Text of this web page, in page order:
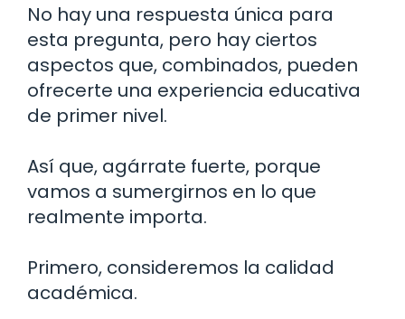
No hay una respuesta única para
esta pregunta, pero hay ciertos
aspectos que, combinados, pueden
ofrecerte una experiencia educativa
de primer nivel.
Así que, agárrate fuerte, porque
vamos a sumergirnos en lo que
realmente importa.
Primero, consideremos la calidad
académica.